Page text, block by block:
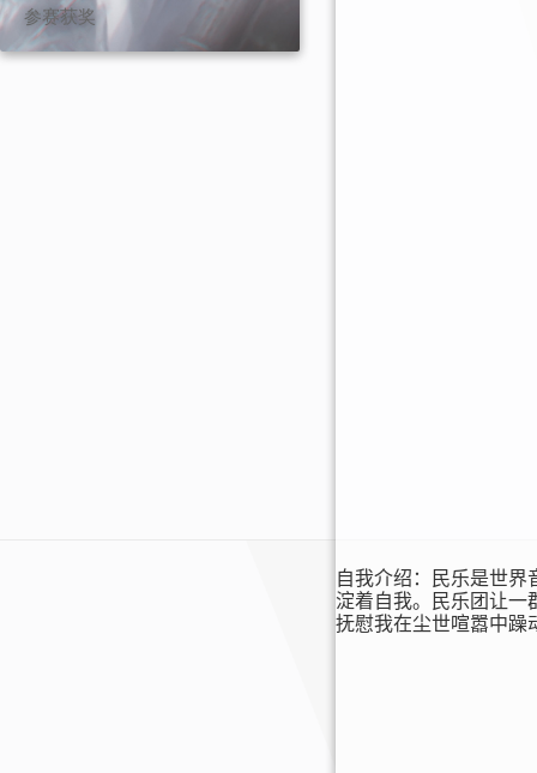
参赛获奖
自我介绍：民乐是世
淀着自我。民乐团让一
抚慰我在尘世喧嚣中躁